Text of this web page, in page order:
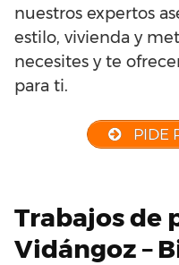
nuestros expertos
estilo, vivienda y
necesites y te
para ti.
PIDE
Trabajos de
Vidángoz –